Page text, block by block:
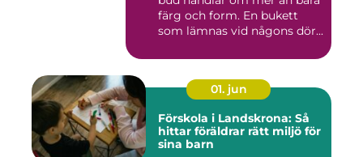
färg och form. En bukett
som lämnas vid någons dör...
01. jun
Förskola i Landskrona: Så
hittar föräldrar rätt miljö för
sina barn